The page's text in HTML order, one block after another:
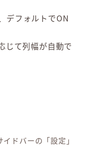
デフォルトでON
じて列幅が自動で
ドバーの「設定」